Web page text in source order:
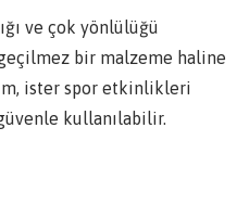
ve çok yönlülüğü
bir malzeme haline
ister spor etkinlikleri
kullanılabilir.